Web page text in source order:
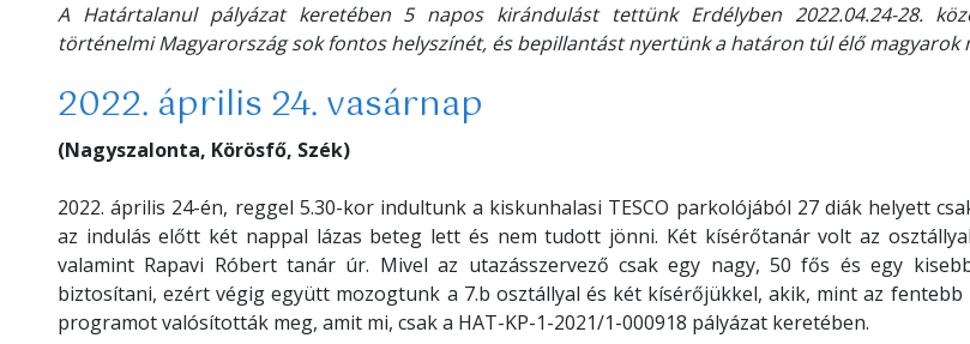
A Határtalanul pályázat keretében 5 napos kirándulást tettünk Erdélyben 2022.04.24-28.
történelmi Magyarország sok fontos helyszínét, és bepillantást nyertünk a határon túl élő magyarok
2022. április 24. vasárnap
(Nagyszalonta, Körösfő, Szék)
2022. április 24-én, reggel 5.30-kor indultunk a kiskunhalasi TESCO parkolójából 27 diák helyett
az indulás előtt két nappal lázas beteg lett és nem tudott jönni. Két kísérőtanár volt az
valamint Rapavi Róbert tanár úr. Mivel az utazásszervező csak egy nagy, 50 fős és egy
biztosítani, ezért végig együtt mozogtunk a 7.b osztállyal és két kísérőjükkel, akik, mint az
programot valósították meg, amit mi, csak a HAT-KP-1-2021/1-000918 pályázat keretében.